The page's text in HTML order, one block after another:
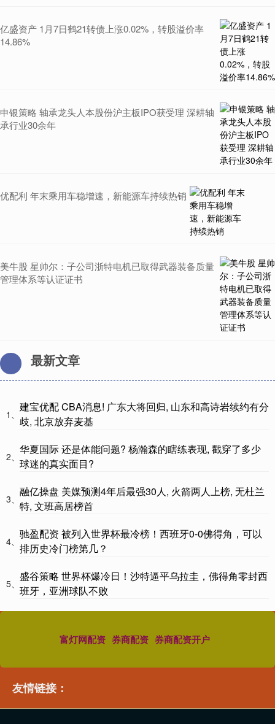
亿盛资产 1月7日鹤21转债上涨0.02%，转股溢价率
14.86%
申银策略 轴承龙头人本股份沪主板IPO获受理 深耕轴
承行业30余年
优配利 年末乘用车稳增速，新能源车持续热销
美牛股 星帅尔：子公司浙特电机已取得武器装备质量
管理体系等认证证书
最新文章
1、
建宝优配 CBA消息! 广东大将回归, 山东和高诗岩续约有分
歧, 北京放弃麦基
2、
华夏国际 还是体能问题? 杨瀚森的瞎练表现, 戳穿了多少
球迷的真实面目?
3、
融亿操盘 美媒预测4年后最强30人, 火箭两人上榜, 无杜兰
特, 文班高居榜首
4、
驰盈配资 被列入世界杯最冷榜！西班牙0-0佛得角，可以
排历史冷门榜第几？
5、
盛谷策略 世界杯爆冷日！沙特逼平乌拉圭，佛得角零封西
班牙，亚洲球队不败
富灯网配资 券商配资 券商配资开户
友情链接：